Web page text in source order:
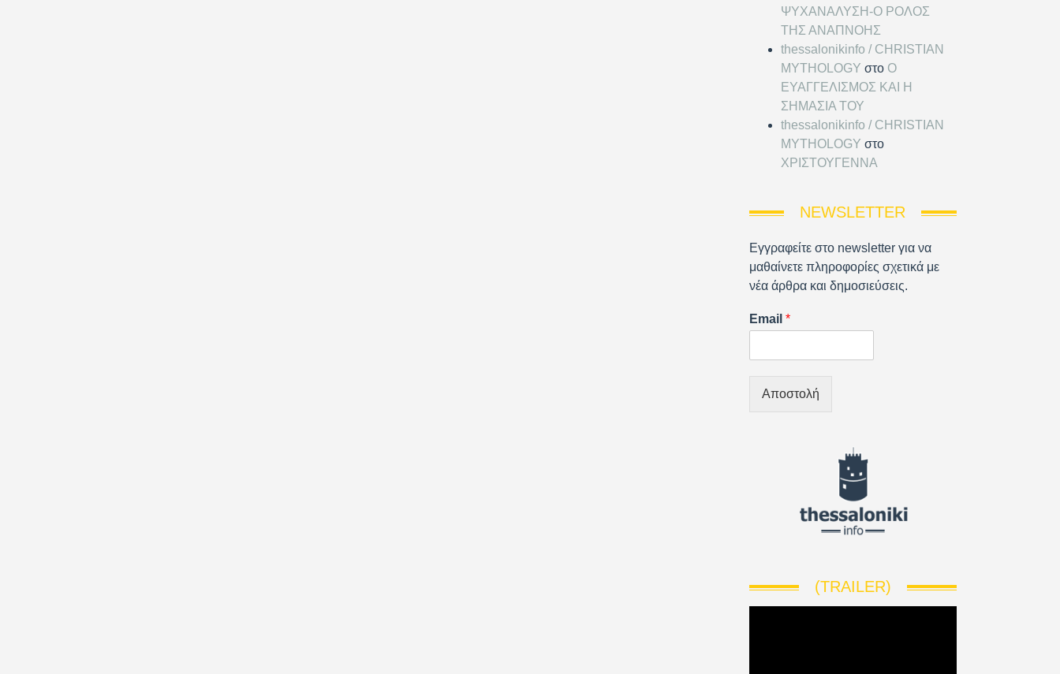
ΨΥΧΑΝΑΛΥΣΗ-Ο ΡΟΛΟΣ
ΤΗΣ ΑΝΑΠΝΟΗΣ
thessalonikinfo / CHRISTIAN
MYTHOLOGY στο Ο
ΕΥΑΓΓΕΛΙΣΜΟΣ ΚΑΙ Η
ΣΗΜΑΣΙΑ ΤΟΥ
thessalonikinfo / CHRISTIAN
MYTHOLOGY στο
ΧΡΙΣΤΟΥΓΕΝΝΑ
NEWSLETTER
Εγγραφείτε στο newsletter για να
μαθαίνετε πληροφορίες σχετικά με
νέα άρθρα και δημοσιεύσεις.
Email*
Αποστολή
(TRAILER)